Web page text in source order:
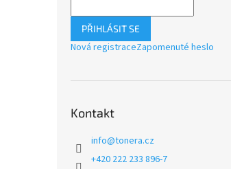
PŘIHLÁSIT SE
Nová registraceZapomenuté heslo
Kontakt
info@tonera.cz
+420 222 233 896-7